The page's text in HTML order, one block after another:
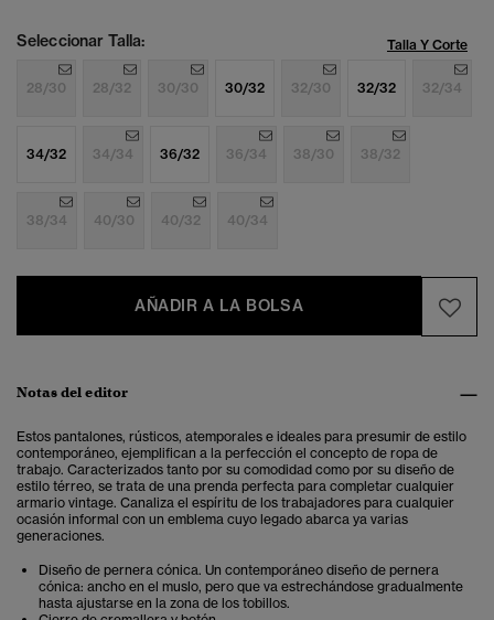
Seleccionar Talla: Talla Y Corte
28/30 28/32 30/30 30/32 32/30 32/32 32/34
34/32 34/34 36/32 36/34 38/30 38/32
38/34 40/30 40/32 40/34
AÑADIR A LA BOLSA
Notas del editor
Estos pantalones, rústicos, atemporales e ideales para presumir de estilo
contemporáneo, ejemplifican a la perfección el concepto de ropa de
trabajo. Caracterizados tanto por su comodidad como por su diseño de
estilo térreo, se trata de una prenda perfecta para completar cualquier
armario vintage. Canaliza el espíritu de los trabajadores para cualquier
ocasión informal con un emblema cuyo legado abarca ya varias
generaciones.
Diseño de pernera cónica. Un contemporáneo diseño de pernera
cónica: ancho en el muslo, pero que va estrechándose gradualmente
hasta ajustarse en la zona de los tobillos.